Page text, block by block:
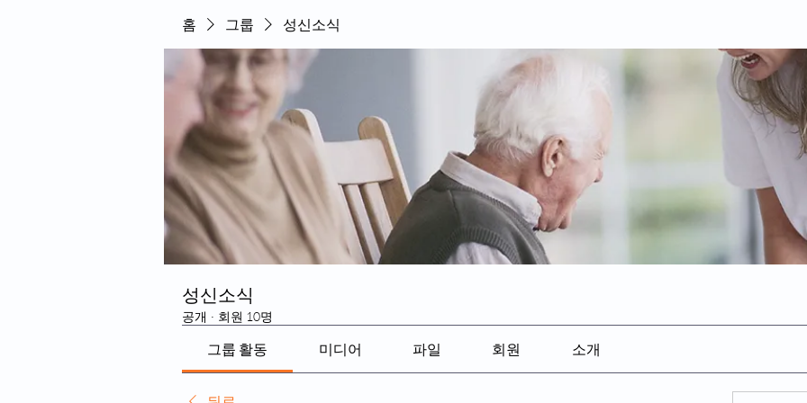
홈 그룹 성신소식
성신소식
공개 · 회원 10명
그룹 활동 미디어 파일 회원 소개